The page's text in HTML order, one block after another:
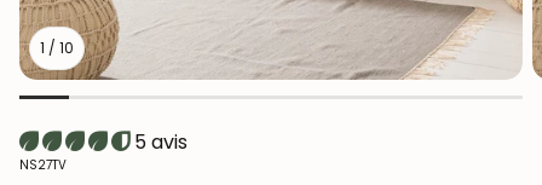
1 / 10
5 avis
SKU:
NS27TV